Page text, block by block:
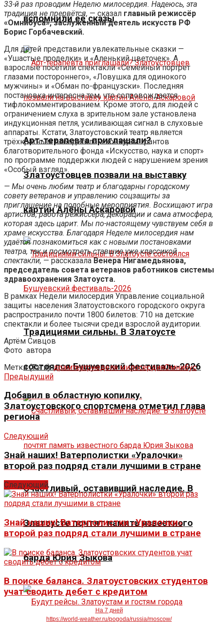
вспомнили её сказы
Арт-терапевта приглашали?
Златоустовцев позвали на выставку
картин Алёны Аскаровой
Традициями сильны. В Златоусте
состоялся Бушуевский фестиваль-2026
Счастливый, оставивший наследие. В
Златоусте почтят память известного
барда Юрия Зыкова
33-й раз проводим Неделю милосердия. Надеюсь, эта
традиция не прервётся, — сказал главный режиссёр
«Омнибуса», заслуженный деятель искусств РФ
Борис Горбачевский.
Для детей представили увлекательные сказки —
«Ушастые проделки» и «Аленький цветочек». А
взрослые посетили спектакли «Семейный портрет
глазами постороннего», «Ловушка для одинокого
мужчины» и «Обман по-французски». Последняя
постановка интересна тем, что сопровождается
тифлокомментированием. Кроме этого, для людей с
ограничением слуха в зрительном зале установлена
индукционная петля, усиливающая сигнал в слуховые
аппараты. Кстати, Златоустовский театр является
трёхкратным победителем конкурса грантов
благотворительного фонда «Искусство, наука и спорт»
по программе поддержки людей с нарушением зрения
«Особый взгляд».
— Мы очень любим театр и благодарны городскому
совету ветеранов и управлению соцзащиты за
приглашение на подобные мероприятия. Восхищают игра
артистов, работа режиссёра, декорации и сама атмосфера,
которая здесь царит. Мы по-настоящему чувствуем себя в
храме искусства. Благодаря Неделе милосердия нам
удаётся познакомиться как с новыми постановками
театра, так и посмотреть ставшие уже классикой
спектакли,— рассказалаВенера Нигамедьянова,
председатель совета ветеранов работников системы
здравоохранения Златоуста.
В рамках Недели милосердия Управление социальной
защиты населения Златоустовского городского округа
распространило почти 1800 билетов: 710 на детские
спектакли и более тысячи среди взрослой аудитории.
Артём Сивцов
Фото автора
Метки (Тэги): драмтеатрнеделя милосердияОмнибус
Предыдущий
Добавил в областную копилку.
Златоустовского спортсмена отметил глава
региона
Следующий
Знай наших! Ватерполистки «Уралочки»
второй раз подряд стали лучшими в стране
Следующий
Знай наших! Ватерполистки «Уралочки»
второй раз подряд стали лучшими в стране
В поиске баланса. Златоустовских студентов
учат сводить дебет с кредитом
На 7 дней
https://world-weather.ru/pogoda/russia/moscow/